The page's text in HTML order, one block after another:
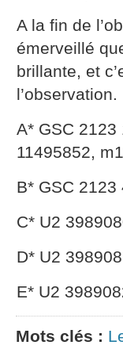
A la fin de
émerveillé
brillante, et
l’observation.
A* GSC 2123
11495852,
B* GSC
C* U2
D* U2
E* U2
Mots clés :